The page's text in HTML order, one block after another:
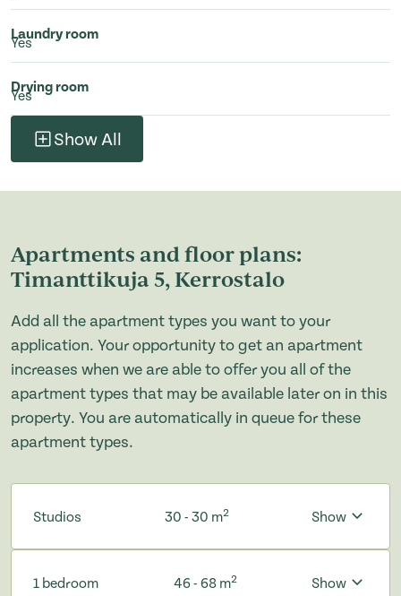
Laundry room
Yes
Drying room
Yes
Show All
Apartments and floor plans:
Timanttikuja 5, Kerrostalo
Add all the apartment types you want to your
application. Your opportunity to get an apartment
increases when we are able to offer you all of the
apartment types that may be available later on in this
property. You are automatically in queue for these
apartment types.
Studios 30 - 30 m2 Show
1 bedroom 46 - 68 m2 Show